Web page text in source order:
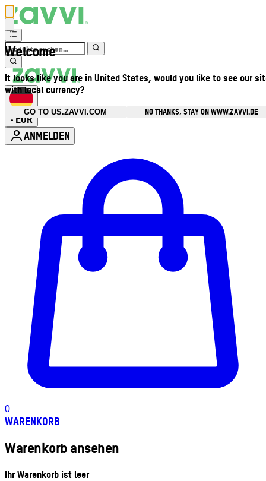
Welcome
It looks like you are in United States, would you like to see our
with local currency?
GO TO US.ZAVVI.COM
NO THANKS, STAY ON WWW.ZAVVI.DE
• EUR
ANMELDEN
0
WARENKORB
Warenkorb ansehen
Ihr Warenkorb ist leer